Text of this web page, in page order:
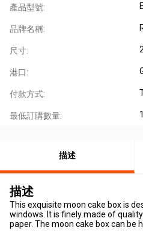
產品型號:
品牌名稱:
尺寸:
港口:
付款方式:
最低訂購數量:
描述
描述
This exquisite moon cake box is
windows. It is finely made of
paper. The moon cake box can be